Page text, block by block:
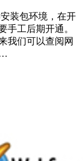
装包环境，在开
手工后期开通。
我们可以查阅网
…